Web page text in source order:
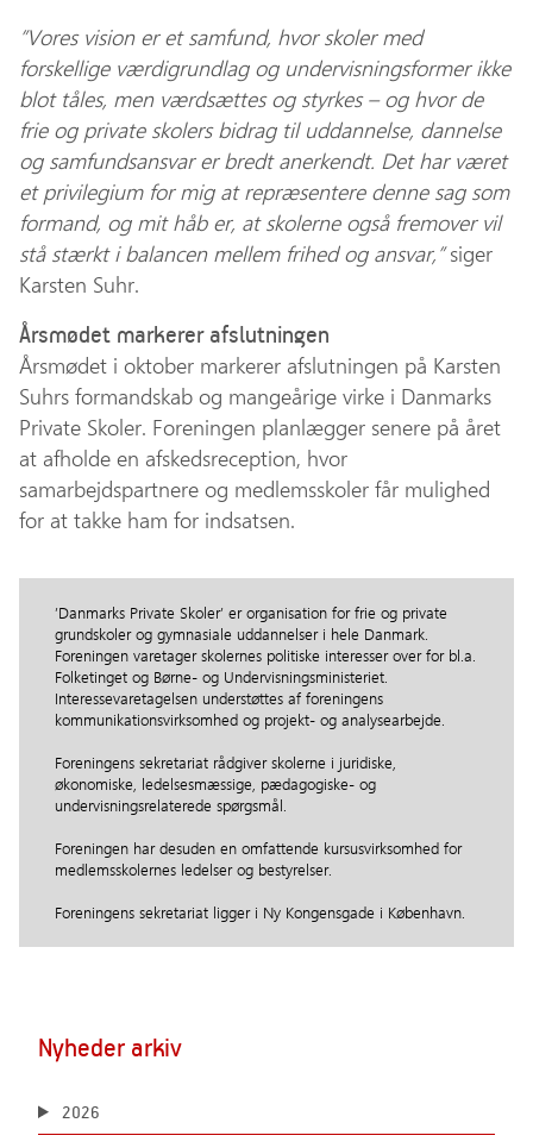
”Vores vision er et samfund, hvor skoler med
forskellige værdigrundlag og undervisningsformer ikke
blot tåles, men værdsættes og styrkes – og hvor de
frie og private skolers bidrag til uddannelse, dannelse
og samfundsansvar er bredt anerkendt. Det har været
et privilegium for mig at repræsentere denne sag som
formand, og mit håb er, at skolerne også fremover vil
stå stærkt i balancen mellem frihed og ansvar,”siger
Karsten Suhr.
Årsmødet markerer afslutningen
Årsmødet i oktober markerer afslutningen på Karsten
Suhrs formandskab og mangeårige virke i Danmarks
Private Skoler. Foreningen planlægger senere på året
at afholde en afskedsreception, hvor
samarbejdspartnere og medlemsskoler får mulighed
for at takke ham for indsatsen.
’Danmarks Private Skoler’ er organisation for frie og private
grundskoler og gymnasiale uddannelser i hele Danmark.
Foreningen varetager skolernes politiske interesser over for bl.a.
Folketinget og Børne- og Undervisningsministeriet.
Interessevaretagelsen understøttes af foreningens
kommunikationsvirksomhed og projekt- og analysearbejde.
Foreningens sekretariat rådgiver skolerne i juridiske,
økonomiske, ledelsesmæssige, pædagogiske- og
undervisningsrelaterede spørgsmål.
Foreningen har desuden en omfattende kursusvirksomhed for
medlemsskolernes ledelser og bestyrelser.
Foreningens sekretariat ligger i Ny Kongensgade i København.
Nyheder arkiv
2026